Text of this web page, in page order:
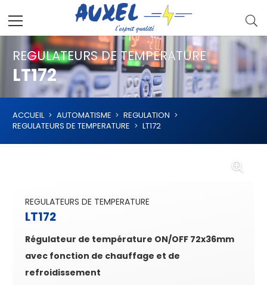
REGULATEURS DE TEMPERATURE
LT172
ACCUEIL AUTOMATISME
REGULATION
REGULATEURS DE TEMPERATURE
LT172
REGULATEURS DE TEMPERATURE
LT172
Régulateur de température ON/OFF 72x36mm
avec fonction de chauffage et de
refroidissement